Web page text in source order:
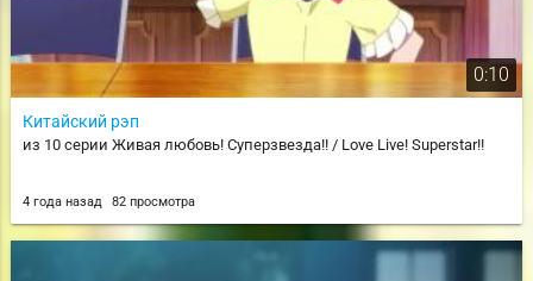
0:10
Китайский рэп
из 10 серии Живая любовь! Суперзвезда!! / Love Live! Superstar!!
4 года назад 82 просмотра